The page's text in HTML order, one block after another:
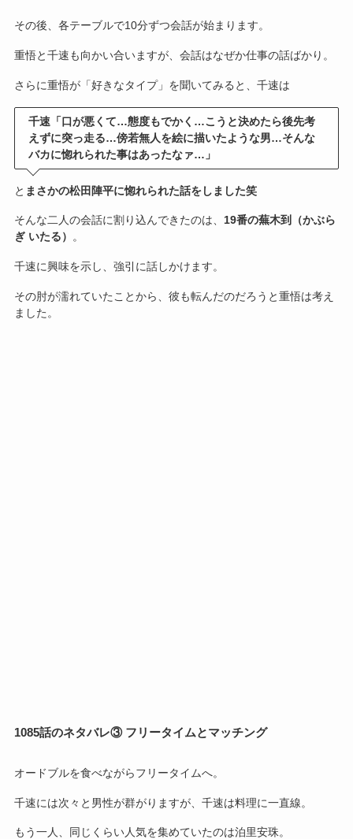
その後、各テーブルで10分ずつ会話が始まります。
重悟と千速も向かい合いますが、会話はなぜか仕事の話ばかり。
さらに重悟が「好きなタイプ」を聞いてみると、千速は
千速「口が悪くて…態度もでかく…こうと決めたら後先考
えずに突っ走る…傍若無人を絵に描いたような男…そんな
バカに惚れられた事はあったなァ…」
と まさかの松田陣平に惚れられた話をしました笑
そんな二人の会話に割り込んできたのは、 19番の蕪木到（かぶら
ぎ いたる） 。
千速に興味を示し、強引に話しかけます。
その肘が濡れていたことから、彼も転んだのだろうと重悟は考え
ました。
1085話のネタバレ③ フリータイムとマッチング
オードブルを食べながらフリータイムへ。
千速には次々と男性が群がりますが、千速は料理に一直線。
もう一人、同じくらい人気を集めていたのは泊里安珠。